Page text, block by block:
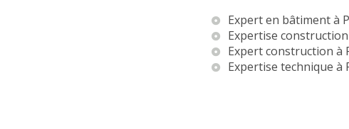
Expert en bâtiment à
Expertise
Expert construction à
Expertise technique à